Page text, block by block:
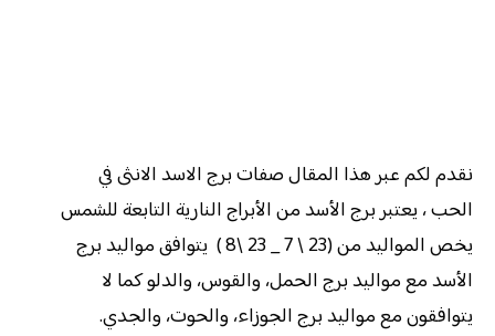
نقدم لكم عبر هذا المقال صفات برج الاسد الانثى في
الحب ، يعتبر برج الأسد من الأبراج النارية التابعة للشمس
يخص المواليد من (23 \ 7 _ 23 \8 ) يتوافق مواليد برج
الأسد مع مواليد برج الحمل، والقوس، والدلو كما لا
يتوافقون مع مواليد برج الجوزاء، والحوت، والجدي.